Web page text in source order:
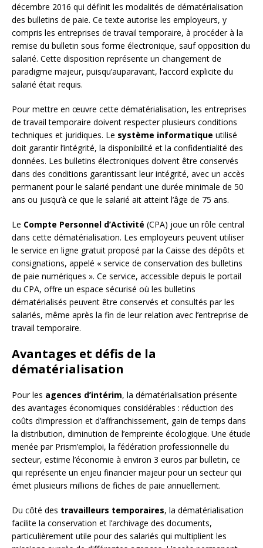
décembre 2016 qui définit les modalités de dématérialisation
des bulletins de paie. Ce texte autorise les employeurs, y
compris les entreprises de travail temporaire, à procéder à la
remise du bulletin sous forme électronique, sauf opposition du
salarié. Cette disposition représente un changement de
paradigme majeur, puisqu’auparavant, l’accord explicite du
salarié était requis.
Pour mettre en œuvre cette dématérialisation, les entreprises
de travail temporaire doivent respecter plusieurs conditions
techniques et juridiques. Le système informatique utilisé
doit garantir l’intégrité, la disponibilité et la confidentialité des
données. Les bulletins électroniques doivent être conservés
dans des conditions garantissant leur intégrité, avec un accès
permanent pour le salarié pendant une durée minimale de 50
ans ou jusqu’à ce que le salarié ait atteint l’âge de 75 ans.
Le Compte Personnel d’Activité (CPA) joue un rôle central
dans cette dématérialisation. Les employeurs peuvent utiliser
le service en ligne gratuit proposé par la Caisse des dépôts et
consignations, appelé « service de conservation des bulletins
de paie numériques ». Ce service, accessible depuis le portail
du CPA, offre un espace sécurisé où les bulletins
dématérialisés peuvent être conservés et consultés par les
salariés, même après la fin de leur relation avec l’entreprise de
travail temporaire.
Avantages et défis de la
dématérialisation
Pour les agences d’intérim, la dématérialisation présente
des avantages économiques considérables : réduction des
coûts d’impression et d’affranchissement, gain de temps dans
la distribution, diminution de l’empreinte écologique. Une étude
menée par Prism’emploi, la fédération professionnelle du
secteur, estime l’économie à environ 3 euros par bulletin, ce
qui représente un enjeu financier majeur pour un secteur qui
émet plusieurs millions de fiches de paie annuellement.
Du côté des travailleurs temporaires, la dématérialisation
facilite la conservation et l’archivage des documents,
particulièrement utile pour des salariés qui multiplient les